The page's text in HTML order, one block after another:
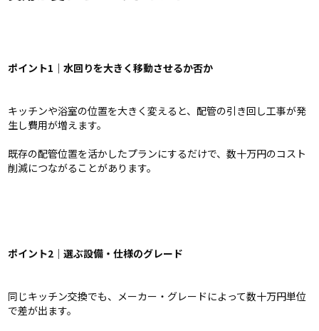
ポイント1｜水回りを大きく移動させるか否か
キッチンや浴室の位置を大きく変えると、配管の引き回し工事が発
生し費用が増えます。
既存の配管位置を活かしたプランにするだけで、数十万円のコスト
削減につながることがあります。
ポイント2｜選ぶ設備・仕様のグレード
同じキッチン交換でも、メーカー・グレードによって数十万円単位
で差が出ます。